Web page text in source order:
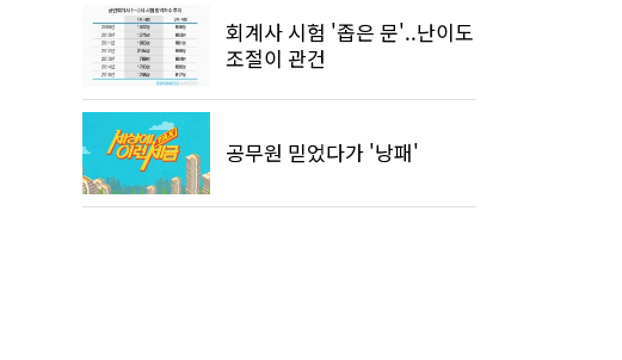
회계사 시험 '좁은 문'..난이도
조절이 관건
공무원 믿었다가 '낭패'